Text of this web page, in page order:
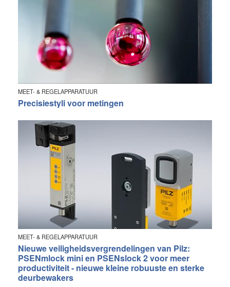
MEET- & REGELAPPARATUUR
Precisiestyli voor metingen
MEET- & REGELAPPARATUUR
Nieuwe veiligheidsvergrendelingen van Pilz:
PSENmlock mini en PSENslock 2 voor meer
productiviteit - nieuwe kleine robuuste en sterke
deurbewakers